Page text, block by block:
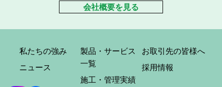
会社概要を見る
私たちの強み
ニュース
製品・サービス
一覧
施工・管理実績
お取引先の皆様へ
採用情報